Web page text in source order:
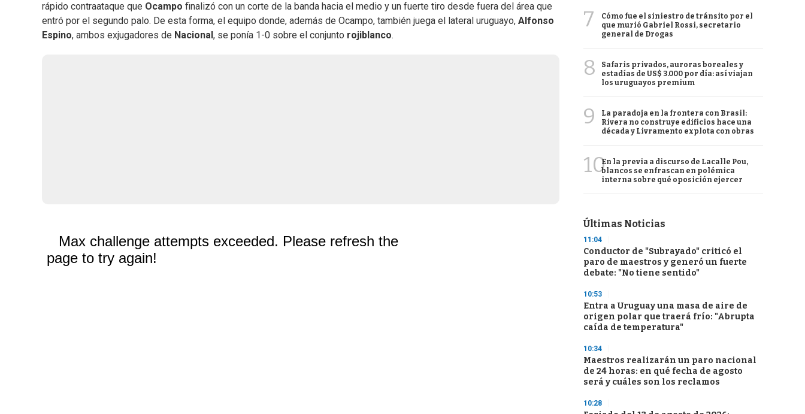
rápido contraataque que Ocampo finalizó con un corte de la banda hacia el medio y un fuerte tiro desde fuera del área que
entró por el segundo palo. De esta forma, el equipo donde, además de Ocampo, también juega el lateral uruguayo, Alfonso
Espino, ambos exjugadores de Nacional , se ponía 1-0 sobre el conjunto rojiblanco.
7
Cómo fue el siniestro de tránsito por el
que murió Gabriel Rossi, secretario
general de Drogas
8
Safaris privados, auroras boreales y
estadías de US$ 3.000 por día: así viajan
los uruguayos premium
9
La paradoja en la frontera con Brasil:
Rivera no construye edificios hace una
década y Livramento explota con obras
10En la previa a discurso de Lacalle Pou,
blancos se enfrascan en polémica
interna sobre qué oposición ejercer
Últimas Noticias
11:04
Conductor de "Subrayado" criticó el
paro de maestros y generó un fuerte
debate: "No tiene sentido"
10:53
Entra a Uruguay una masa de aire de
origen polar que traerá frío: "Abrupta
caída de temperatura"
10:34
Maestros realizarán un paro nacional
de 24 horas: en qué fecha de agosto
será y cuáles son los reclamos
10:28